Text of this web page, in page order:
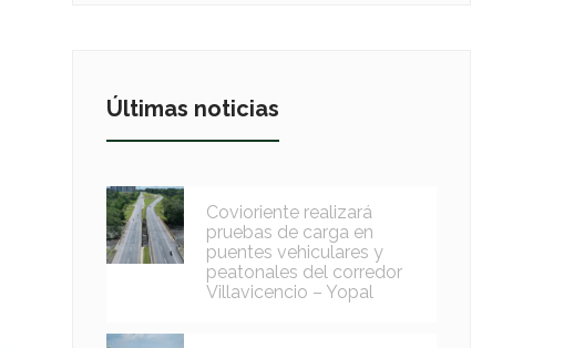
Últimas noticias
Covioriente realizará
pruebas de carga en
puentes vehiculares y
peatonales del corredor
Villavicencio – Yopal